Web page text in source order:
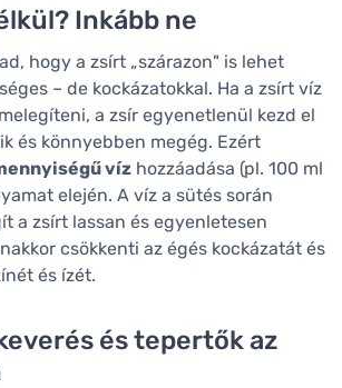
Inkább ne
hogy a zsírt „szárazon" is lehet
– de kockázatokkal. Ha a zsírt víz
a zsír egyenetlenül kezd el
és könnyebben megég. Ezért
víz hozzáadása (pl. 100 ml
elején. A víz a sütés során
a zsírt lassan és egyenletesen
csökkenti az égés kockázatát és
és ízét.
és tepertők az